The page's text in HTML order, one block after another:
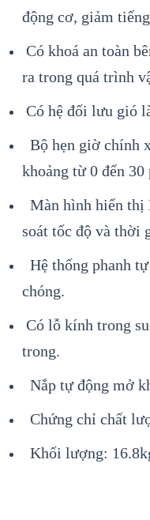
động cơ, giảm
Có khoá an toàn
ra trong quá trình
Có hệ đối lưu gió
Bộ hẹn giờ chính
khoảng từ 0 đến
Màn hình hiển thị
soát tốc độ và thời
Hệ thống phanh
chóng.
Có lỗ kính trong
trong.
Nắp tự động mở
Chứng chỉ chất
Khối lượng: